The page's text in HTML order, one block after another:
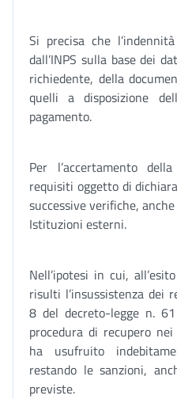
Si precisa che l’indennità
dall’INPS sulla base dei
richiedente, della
quelli a disposizione
pagamento.
Per l’accertamento
requisiti oggetto di
successive verifiche,
Istituzioni esterni.
Nell’ipotesi in cui,
risulti l’insussistenza dei
8 del decreto-legge n.
procedura di recupero
ha usufruito
restando le sanzioni,
previste.